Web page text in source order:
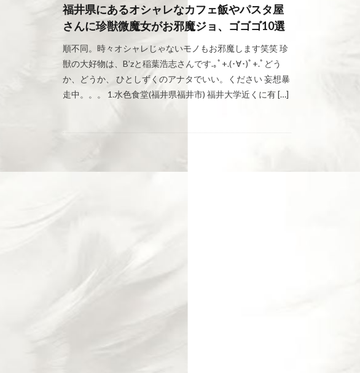
福井県にあるオシャレなカフェ飯やパスタ屋
さんに珍獣微魔女がお邪魔ジョ、ゴゴゴ10選
順不同。時々オシャレじゃないモノもお邪魔します笑笑 珍
獣の大好物は、B’zと稲葉浩志さんです.｡ﾟ+.(･∀･)ﾟ+.ﾟどう
か、どうか、 ひとしずくのアナタでいい。ください 妄想暴
走中。。。 1.水色食堂(福井県福井市) 福井大学近くに有 […]